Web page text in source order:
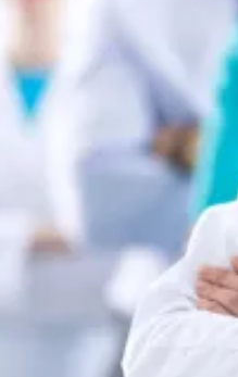
About
Per il paziente
Prenotazioni